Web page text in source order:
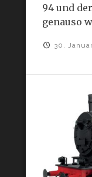
94 und
genauso
30.